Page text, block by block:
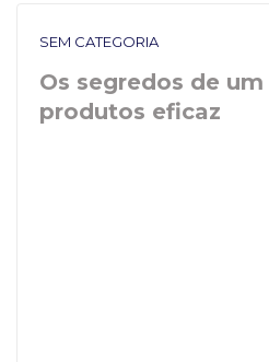
SEM CATEGORIA
Os segredos de
produtos eficaz